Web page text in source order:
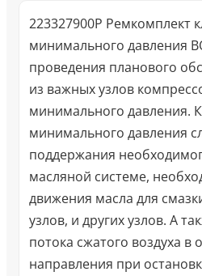
223327900P Ремкомплект
минимального давления
проведения планового
из важных узлов
минимального давления.
минимального давления
поддержания
масляной системе,
движения масла для
узлов, и других узлов. А
потока сжатого воздуха в
направления при